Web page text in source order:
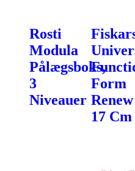
Rosti
Modula
Pålægsboks,
3
Niveauer
Form
Renew
17 Cm